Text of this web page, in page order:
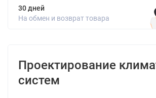
30 дней
На обмен и возврат товара
Проектирование
систем